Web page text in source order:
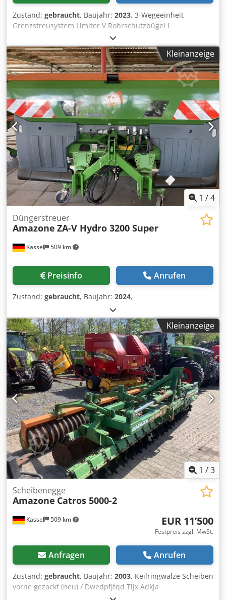
Zustand: gebraucht, Baujahr: 2023, 3-Wegeeinheit
Grenzstreusystem Limiter V Rohrschutzbügel L
mechanische / Positionsanzeige Streuwerk ZA-V
Behälteraufsatz S 2000 Einbauteile für / ZA-Grundgeräte
Gelenkwelle mit Reibkupplung Schmutzfänger L und
Leitern / LED-Beleuchtung nach hinte Dwsdpot Dwibsfx
Adksa
Kleinanzeige
1 /4
Kassel 509 km
Düngerstreuer
Amazone ZA-V Hydro 3200 Super
Preisinfo Anrufen
Zustand: gebraucht, Baujahr: 2024,
Kleinanzeige
1 /3
Kassel 509 km
Scheibenegge
Amazone Catros 5000-2
EUR 11’500
Festpreis zzgl. MwSt.
Anfragen Anrufen
Zustand: gebraucht, Baujahr: 2003, Keilringwalze Scheiben
vorne gezackt (neu) / Dwedpfjtqd Tljx Adkja